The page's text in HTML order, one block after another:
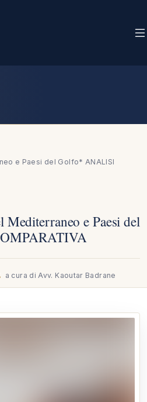
e Paesi del Golfo* ANALISI
e Paesi del
a cura di Avv. Kaoutar Badrane
e Paesi del Golfo*